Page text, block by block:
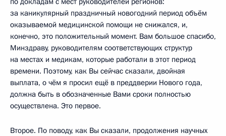
за каникулярный праздничный новогодний период объём
оказываемой медицинской помощи не снижался, и,
конечно, это положительный момент. Вам большое спасибо,
Минздраву, руководителям соответствующих структур
на местах и медикам, которые работали в этот период
времени. Поэтому, как Вы сейчас сказали, двойная
выплата, о чём я просил ещё в преддверии Нового года,
должна быть в обозначенные Вами сроки полностью
осуществлена. Это первое.
Второе. По поводу, как Вы сказали, продолжения научных